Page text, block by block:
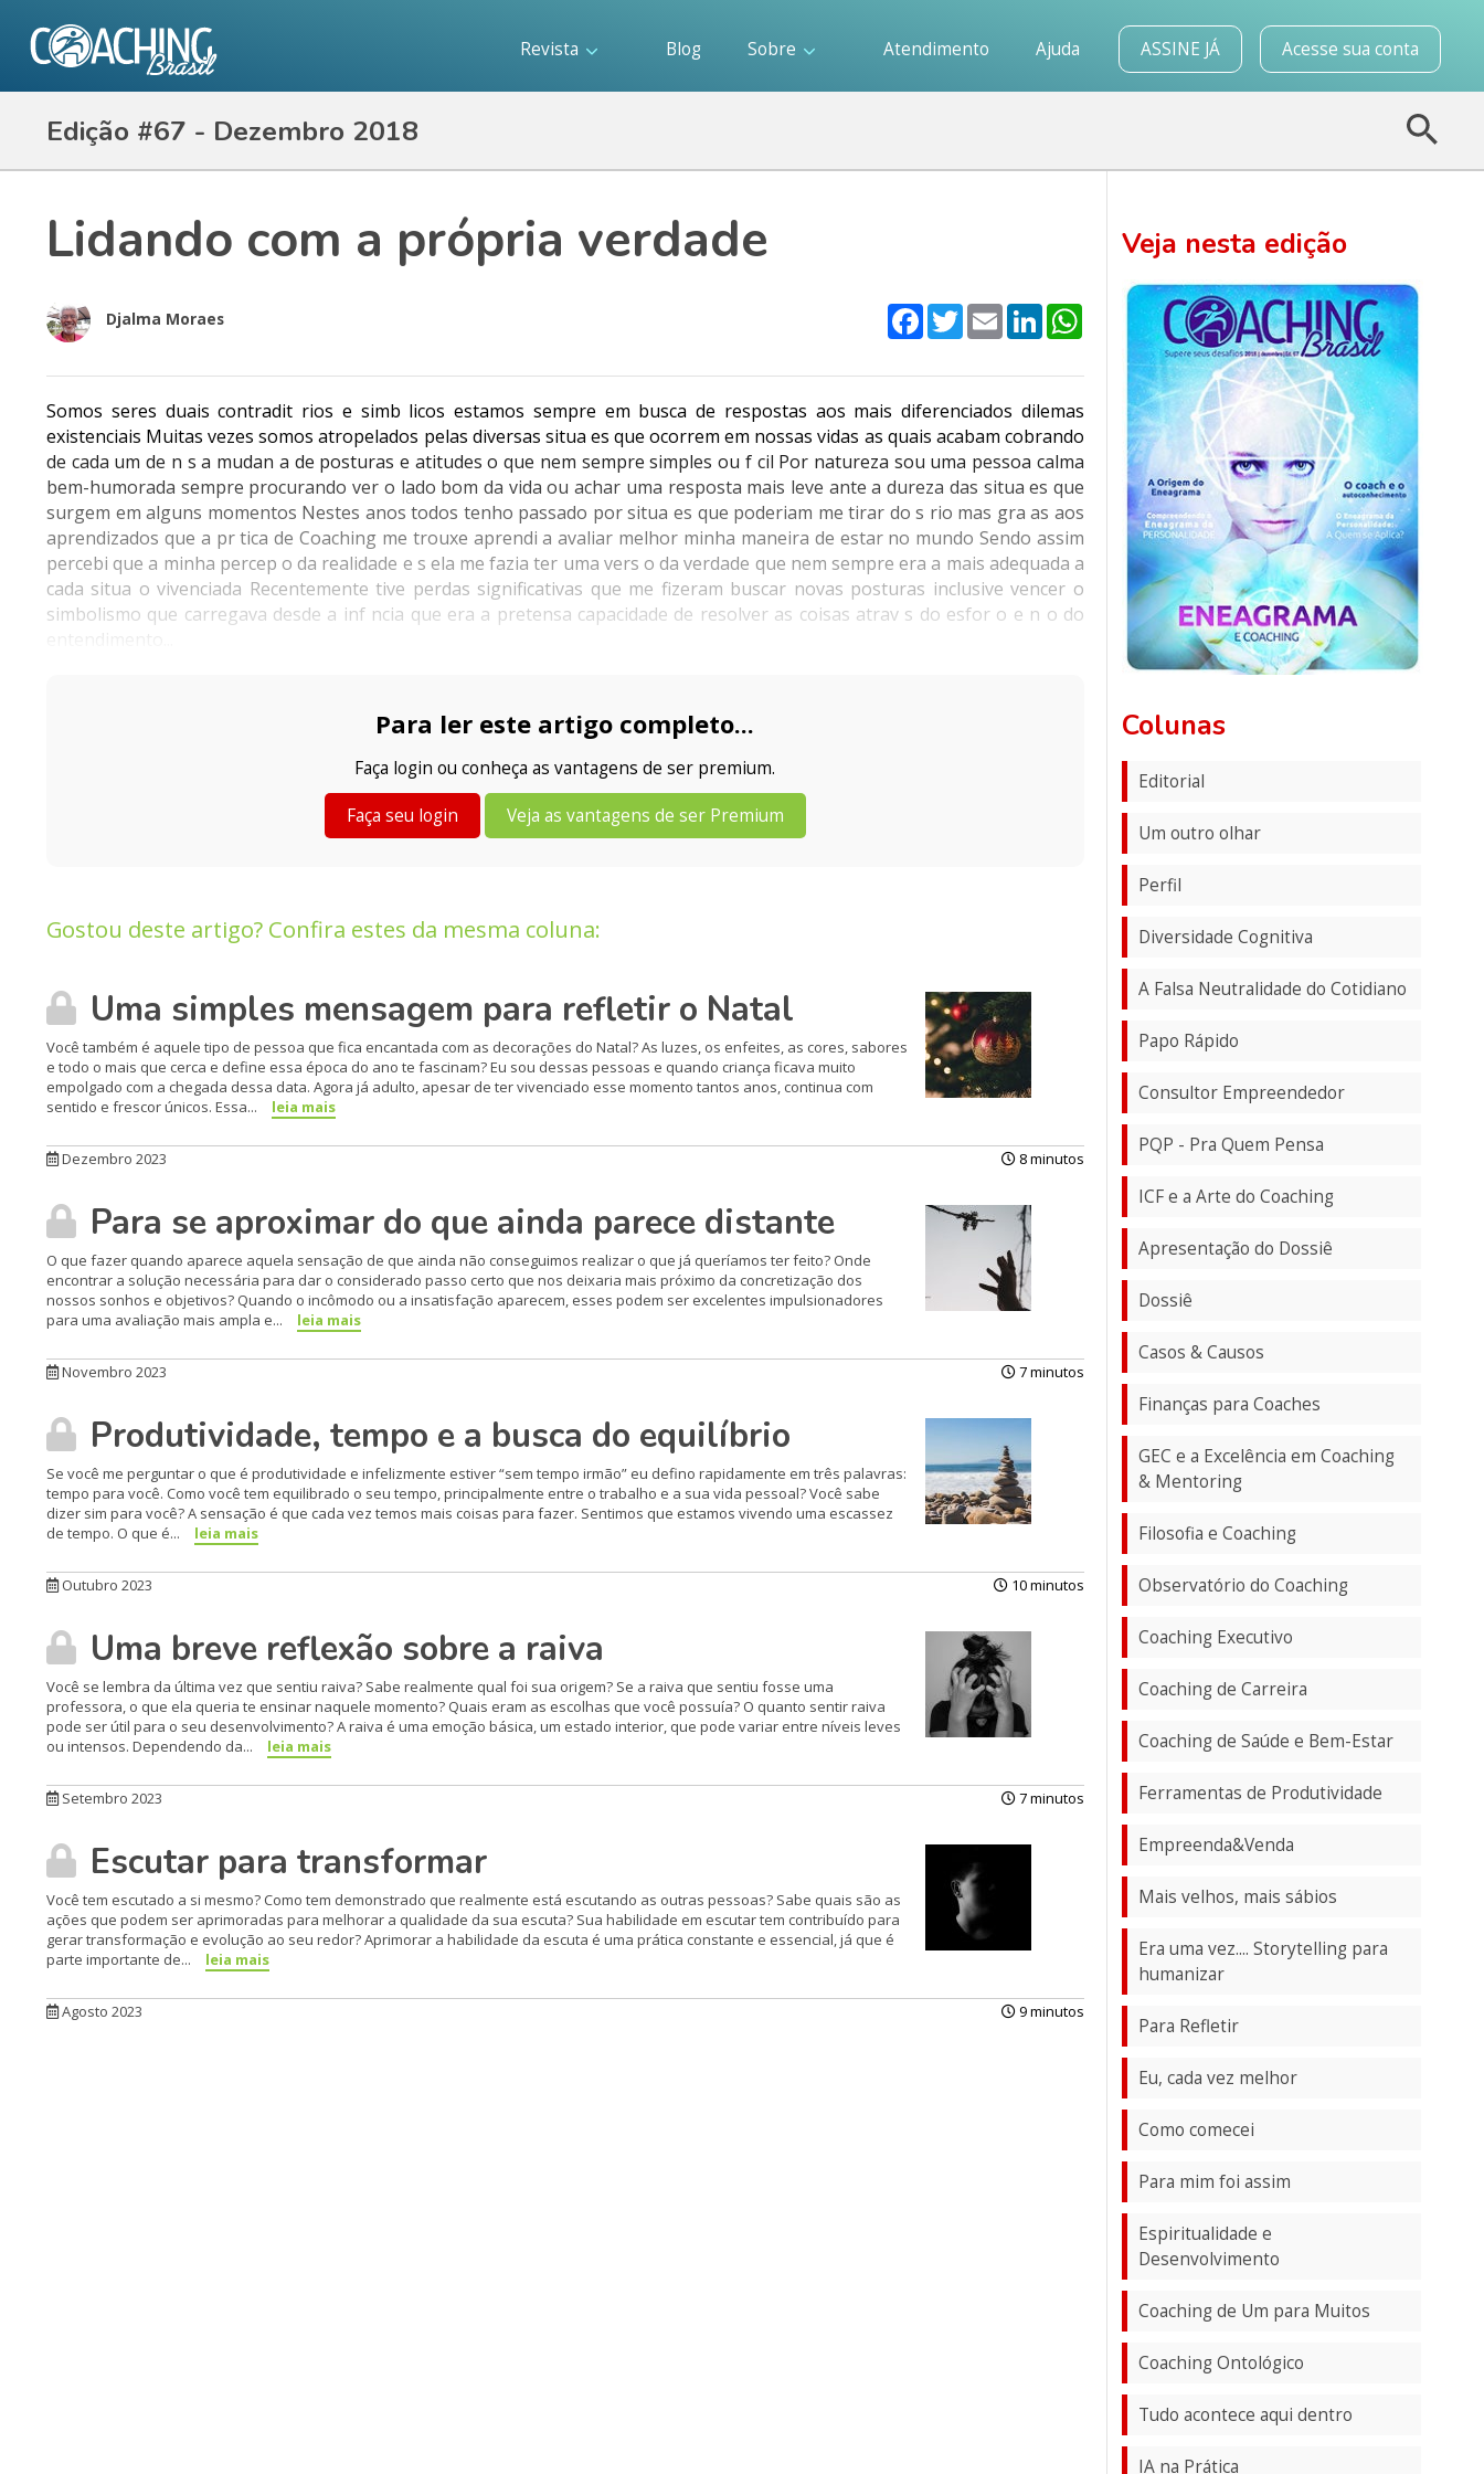
Revista Blog Sobre Atendimento Ajuda ASSINE JÁ Acesse sua conta
Edição #67 - Dezembro 2018
Lidando com a própria verdade
Djalma Moraes Facebook
TwitterEmailLinkedInWhatsApp
Somos seres duais contradit rios e simb licos estamos sempre em busca de respostas aos mais diferenciados dilemas
existenciais Muitas vezes somos atropelados pelas diversas situa es que ocorrem em nossas vidas as quais acabam cobrando
de cada um de n s a mudan a de posturas e atitudes o que nem sempre simples ou f cil Por natureza sou uma pessoa calma
bem-humorada sempre procurando ver o lado bom da vida ou achar uma resposta mais leve ante a dureza das situa es que
surgem em alguns momentos Nestes anos todos tenho passado por situa es que poderiam me tirar do s rio mas gra as aos
aprendizados que a pr tica de Coaching me trouxe aprendi a avaliar melhor minha maneira de estar no mundo Sendo assim
percebi que a minha percep o da realidade e s ela me fazia ter uma vers o da verdade que nem sempre era a mais adequada a
cada situa o vivenciada Recentemente tive perdas significativas que me fizeram buscar novas posturas inclusive vencer o
simbolismo que carregava desde a inf ncia que era a pretensa capacidade de resolver as coisas atrav s do esfor o e n o do
Para ler este artigo completo...
Faça login ou conheça as vantagens de ser premium.
Faça seu login Veja as vantagens de ser Premium
Gostou deste artigo? Confira estes da mesma coluna:
Uma simples mensagem para refletir o Natal
Você também é aquele tipo de pessoa que fica encantada com as decorações do Natal? As luzes, os enfeites, as cores, sabores
e todo o mais que cerca e define essa época do ano te fascinam? Eu sou dessas pessoas e quando criança ficava muito
empolgado com a chegada dessa data. Agora já adulto, apesar de ter vivenciado esse momento tantos anos, continua com
sentido e frescor únicos. Essa...
leia mais
Dezembro 2023 8 minutos
Para se aproximar do que ainda parece distante
O que fazer quando aparece aquela sensação de que ainda não conseguimos realizar o que já queríamos ter feito? Onde
encontrar a solução necessária para dar o considerado passo certo que nos deixaria mais próximo da concretização dos
nossos sonhos e objetivos? Quando o incômodo ou a insatisfação aparecem, esses podem ser excelentes impulsionadores
para uma avaliação mais ampla e...
leia mais
Novembro 2023 7 minutos
Produtividade, tempo e a busca do equilíbrio
Se você me perguntar o que é produtividade e infelizmente estiver “sem tempo irmão” eu defino rapidamente em três palavras:
tempo para você. Como você tem equilibrado o seu tempo, principalmente entre o trabalho e a sua vida pessoal? Você sabe
dizer sim para você? A sensação é que cada vez temos mais coisas para fazer. Sentimos que estamos vivendo uma escassez
de tempo. O que é...
leia mais
Outubro 2023 10 minutos
Uma breve reflexão sobre a raiva
Você se lembra da última vez que sentiu raiva? Sabe realmente qual foi sua origem? Se a raiva que sentiu fosse uma
professora, o que ela queria te ensinar naquele momento? Quais eram as escolhas que você possuía? O quanto sentir raiva
pode ser útil para o seu desenvolvimento? A raiva é uma emoção básica, um estado interior, que pode variar entre níveis leves
ou intensos. Dependendo da...
leia mais
Setembro 2023 7 minutos
Escutar para transformar
Você tem escutado a si mesmo? Como tem demonstrado que realmente está escutando as outras pessoas? Sabe quais são as
ações que podem ser aprimoradas para melhorar a qualidade da sua escuta? Sua habilidade em escutar tem contribuído para
gerar transformação e evolução ao seu redor? Aprimorar a habilidade da escuta é uma prática constante e essencial, já que é
parte importante de...
leia mais
Agosto 2023 9 minutos
Veja nesta edição
Colunas
Editorial
Um outro olhar
Perfil
Diversidade Cognitiva
A Falsa Neutralidade do Cotidiano
Papo Rápido
Consultor Empreendedor
PQP - Pra Quem Pensa
ICF e a Arte do Coaching
Apresentação do Dossiê
Dossiê
Casos & Causos
Finanças para Coaches
GEC e a Excelência em Coaching
& Mentoring
Filosofia e Coaching
Observatório do Coaching
Coaching Executivo
Coaching de Carreira
Coaching de Saúde e Bem-Estar
Ferramentas de Produtividade
Empreenda&Venda
Mais velhos, mais sábios
Era uma vez.... Storytelling para
humanizar
Para Refletir
Eu, cada vez melhor
Como comecei
Para mim foi assim
Espiritualidade e
Desenvolvimento
Coaching de Um para Muitos
Coaching Ontológico
Tudo acontece aqui dentro
IA na Prática